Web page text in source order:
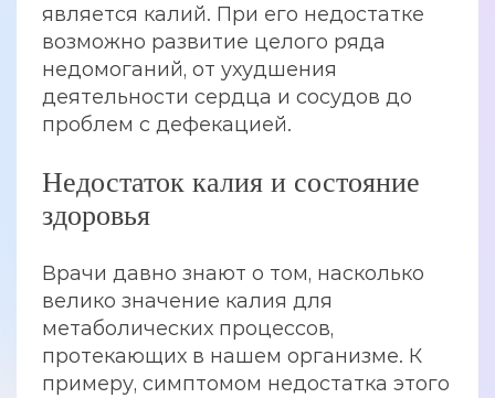
является калий. При его недостатке
возможно развитие целого ряда
недомоганий, от ухудшения
деятельности сердца и сосудов до
проблем с дефекацией.
Недостаток калия и состояние
здоровья
Врачи давно знают о том, насколько
велико значение калия для
метаболических процессов,
протекающих в нашем организме. К
примеру, симптомом недостатка этого